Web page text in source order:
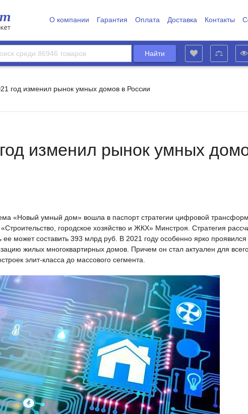
О компании Гарантия Оплата Доставка Контакты
год изменил рынок умных домов в России
изменил рынок умных
«Новый умный дом» вошла в паспорт стратегии цифровой
городское хозяйство и ЖКХ» Минстроя. Стратегия
ее может составить 393 млрд руб. В 2021 году особенно ярко
жилых многоквартирных домов. Причем он стал актуален для
элит-класса до массового сегмента.